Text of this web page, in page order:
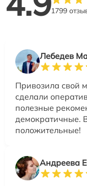
1799
Лебедев
Привозила свой
сделали
полезные
демократичные.
положительные!
Андреева